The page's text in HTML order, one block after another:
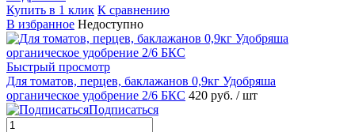
Купить в 1 клик К сравнению
В избранное Недоступно
Быстрый просмотр
Для томатов, перцев, баклажанов 0,9кг Удобряша
органическое удобрение 2/6 БКС 420 руб. / шт
Подписаться